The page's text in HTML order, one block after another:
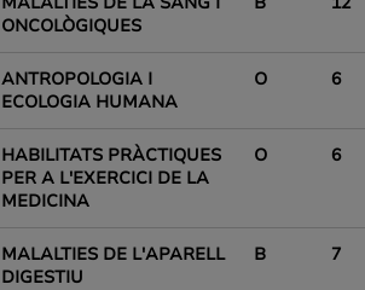
ONCOLÒGIQUES
ANTROPOLOGIA I
ECOLOGIA HUMANA
O 6
HABILITATS PRÀCTIQUES
PER A L'EXERCICI DE LA
MEDICINA
O 6
MALALTIES DE L'APARELL
DIGESTIU
B 7